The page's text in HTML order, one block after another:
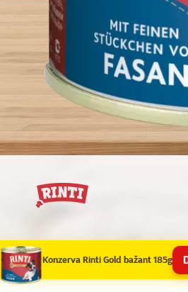
Konzerva Rinti Gold bažant 185g